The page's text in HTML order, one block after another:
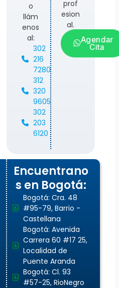
o
llám
enos
al:
302
216
7280
312
320
9605
302
203
6120
prof
esion
al.
Agendar
Cita
Encuentrano
s en Bogotá:
Bogotá: Cra. 48
#95-79, Barrio -
Castellana
Bogotá: Avenida
Carrera 60 #17 25,
Localidad de
Puente Aranda
Bogotá: Cl. 93
#57-25, RioNegro